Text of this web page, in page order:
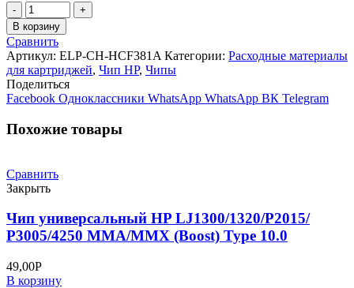
Количество
товара
Чип
HP
Color
LaserJet
Pro
M476,
2.7K
В корзину
Сравнить
Артикул: ELP-CH-HCF381A Категории: Расходные материалы
для картриджей, Чип НР, Чипы
Поделиться
Facebook Одноклассники WhatsApp WhatsApp ВК Telegram
Похожие товары
Сравнить
Закрыть
Чип универсальный HP LJ1300/1320/P2015/
P3005/4250 MMA/MMX (Boost) Type 10.0
49,00Р
В корзину